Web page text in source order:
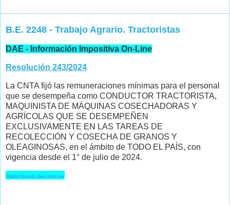
B.E. 2248 - Trabajo Agrario. Tractoristas
DAE - Información Impositiva On-Line
Resolución 243/2024
La CNTA fijó las remuneraciones mínimas para el personal
que se desempeña como CONDUCTOR TRACTORISTA,
MAQUINISTA DE MÁQUINAS COSECHADORAS Y
AGRÍCOLAS QUE SE DESEMPEÑEN
EXCLUSIVAMENTE EN LAS TAREAS DE
RECOLECCIÓN Y COSECHA DE GRANOS Y
OLEAGINOSAS, en el ámbito de TODO EL PAÍS, con
vigencia desde el 1° de julio de 2024.
https://coop.dae.com.ar